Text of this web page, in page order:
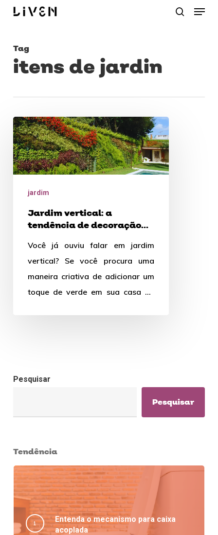
Skip
content
Menu
Tag
itens de jardin
Jardim
vertical:
a
tendência
sustentável
você
precisa
conhecer
jardim
Jardim vertical: a
tendência de decoração
precisa conhecer
Você já ouviu falar em jardim
vertical? Se você procura uma
maneira criativa de adicionar um
toque de verde em sua casa ou
Pesquisar
Pesquisar
Tendência
Entenda o mecanismo para caixa
acoplada